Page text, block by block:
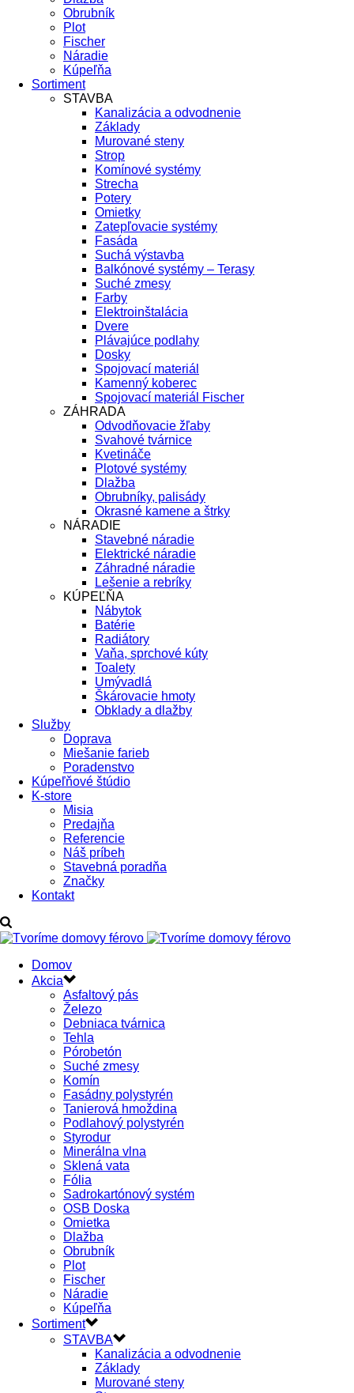
Obrubník
Plot
Fischer
Náradie
Kúpeľňa
Sortiment
STAVBA
Kanalizácia a odvodnenie
Základy
Murované steny
Strop
Komínové systémy
Strecha
Potery
Omietky
Zatepľovacie systémy
Fasáda
Suchá výstavba
Balkónové systémy – Terasy
Suché zmesy
Farby
Elektroinštalácia
Dvere
Plávajúce podlahy
Dosky
Spojovací materiál
Kamenný koberec
Spojovací materiál Fischer
ZÁHRADA
Odvodňovacie žľaby
Svahové tvárnice
Kvetináče
Plotové systémy
Dlažba
Obrubníky, palisády
Okrasné kamene a štrky
NÁRADIE
Stavebné náradie
Elektrické náradie
Záhradné náradie
Lešenie a rebríky
KÚPEĽŇA
Nábytok
Batérie
Radiátory
Vaňa, sprchové kúty
Toalety
Umývadlá
Škárovacie hmoty
Obklady a dlažby
Služby
Doprava
Miešanie farieb
Poradenstvo
Kúpeľňové štúdio
K-store
Misia
Predajňa
Referencie
Náš príbeh
Stavebná poradňa
Značky
Kontakt
Domov
Akcia
Asfaltový pás
Železo
Debniaca tvárnica
Tehla
Pórobetón
Suché zmesy
Komín
Fasádny polystyrén
Tanierová hmoždina
Podlahový polystyrén
Styrodur
Minerálna vlna
Sklená vata
Fólia
Sadrokartónový systém
OSB Doska
Omietka
Dlažba
Obrubník
Plot
Fischer
Náradie
Kúpeľňa
Sortiment
STAVBA
Kanalizácia a odvodnenie
Základy
Murované steny